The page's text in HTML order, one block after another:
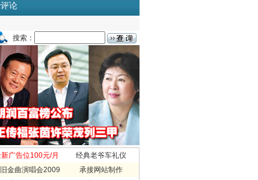
论
搜索：
广告位100元/月
经典老爷车礼仪
金曲演唱会2009
承接网站制作